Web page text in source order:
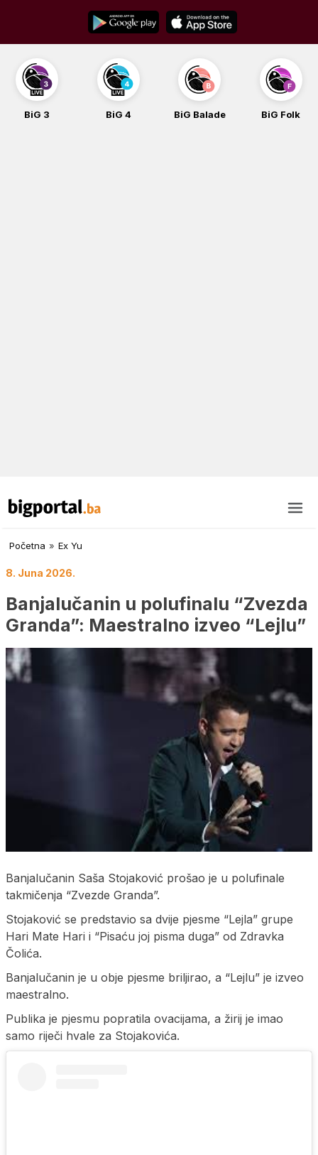
content
BiG 3 BiG 4 BiG Balade BiG Folk
Početna » Ex Yu
8. Juna 2026.
Banjalučanin u polufinalu “Zvezda
Granda”: Maestralno izveo “Lejlu”
Banjalučanin Saša Stojaković prošao je u polufinale
takmičenja “Zvezde Granda”.
Stojaković se predstavio sa dvije pjesme “Lejla” grupe
Hari Mate Hari i “Pisaću joj pisma duga” od Zdravka
Čolića.
Banjalučanin je u obje pjesme briljirao, a “Lejlu” je izveo
maestralno.
Publika je pjesmu popratila ovacijama, a žirij je imao
samo riječi hvale za Stojakovića.